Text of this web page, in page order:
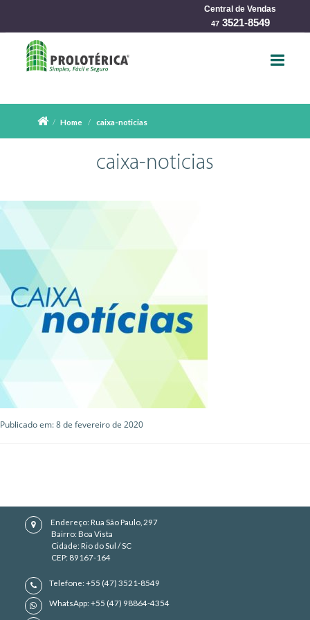
Central de Vendas
473521-8549
Home caixa-noticias
caixa-noticias
Publicado em: 8 de fevereiro de 2020
Endereço: Rua São Paulo, 297
Bairro: Boa Vista
Cidade: Rio do Sul / SC
CEP: 89167-164
Telefone: +55 (47) 3521-8549
WhatsApp: +55 (47) 98864-4354